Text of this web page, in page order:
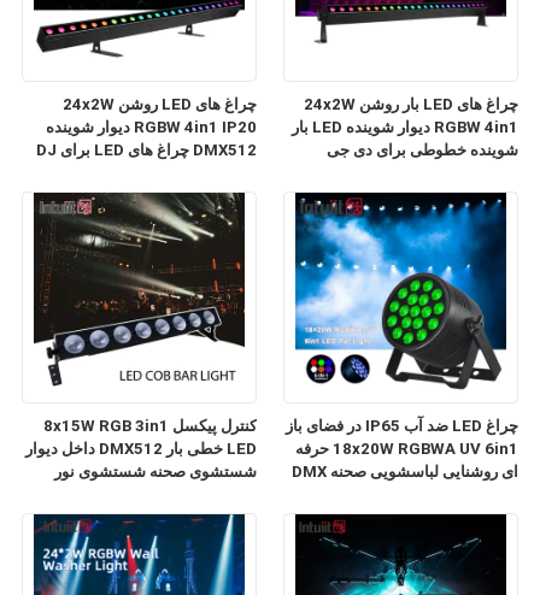
چراغ های LED روشن 24x2W
RGBW 4in1 IP20 دیوار شوینده
DMX512 چراغ های LED برای DJ
چراغ های LED بار روشن 24x2W
RGBW 4in1 دیوار شوینده LED بار
شوینده خطوطی برای دی جی
کنترل پیکسل 8x15W RGB 3in1
LED خطی بار DMX512 داخل دیوار
شستشوی صحنه شستشوی نور
سالن باشگاه
چراغ LED ضد آب IP65 در فضای باز
18x20W RGBWA UV 6in1 حرفه
ای روشنایی لباسشویی صحنه DMX
باشگاه